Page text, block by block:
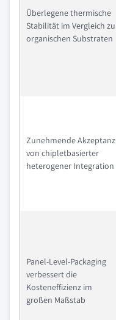
Überlegene thermische
Stabilität im Vergleich zu
organischen Substraten
Zunehmende Akzeptanz
von chipletbasierter
heterogener Integration
Panel-Level-Packaging
verbessert die
Kosteneffizienz im
großen Maßstab